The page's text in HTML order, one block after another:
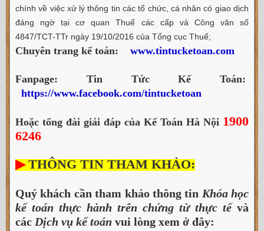
chính về việc xử lý thông tin các tổ chức, cá nhân có giao dịch
đáng ngờ tại cơ quan Thuế các cấp và Công văn số
4847/TCT-TTr ngày 19/10/2016 của Tổng cục Thuế;
Chuyên trang kế toán: www.tintucketoan.com
Fanpage: Tin Tức Kế Toán:
https://www.facebook.com/tintucketoan
Hoặc tổng đài giải đáp của Kế Toán Hà Nội 1900
6246
▶ THÔNG TIN THAM KHẢO:
Quý khách cần tham khảo thông tin Khóa học
kế toán thực hành trên chứng từ thực tếvà
các Dịch vụ kế toán vui lòng xem ở đây: